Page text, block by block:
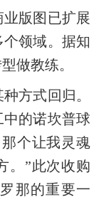
版图已扩展
领域。据知
做教练。
方式回归。
的诺坎普球
个让我灵魂
。”此次收购
那的重要一